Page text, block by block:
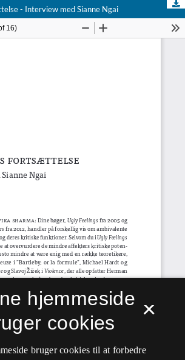
- Interview med Sianne Ngai
×
hjemmeside
cookies
bruger cookies til at forbedre